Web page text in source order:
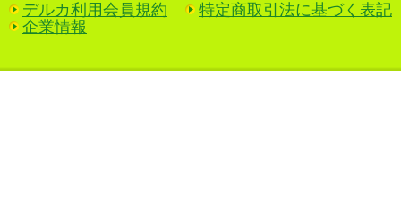
デルカ利用会員規約
特定商取引法に基づく表記
企業情報